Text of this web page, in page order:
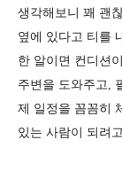
생각해보니 꽤 괜
옆에 있다고 티를
한 알이면 컨디션
주변을 도와주고,
제 일정을 꼼꼼히
있는 사람이 되려